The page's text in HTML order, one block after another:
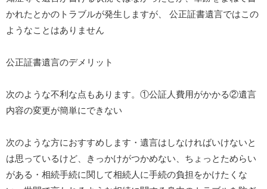
かれたとかのトラブルが発生しますが、 公正証書遺言ではこの
ようなことはありません
公正証書遺言のデメリット
次のような不利な点もあります。①公証人費用がかかる②遺言
内容の変更が簡単にできない
次のような方におすすめします・遺言はしなければいけないと
は思っているけど、きっかけがつかめない、ちょっとためらい
がある・相続手続に関して相続人に手続の負担をかけたくな